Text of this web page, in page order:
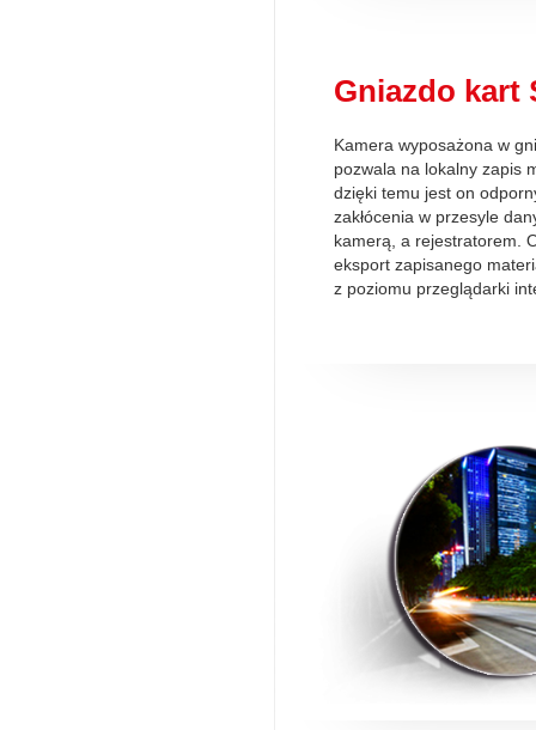
Gniazdo kart
Kamera wyposażona w
pozwala na lokalny zapis
dzięki temu jest on
zakłócenia w przesyle
kamerą, a rejestratorem.
eksport zapisanego
z poziomu przeglądarki